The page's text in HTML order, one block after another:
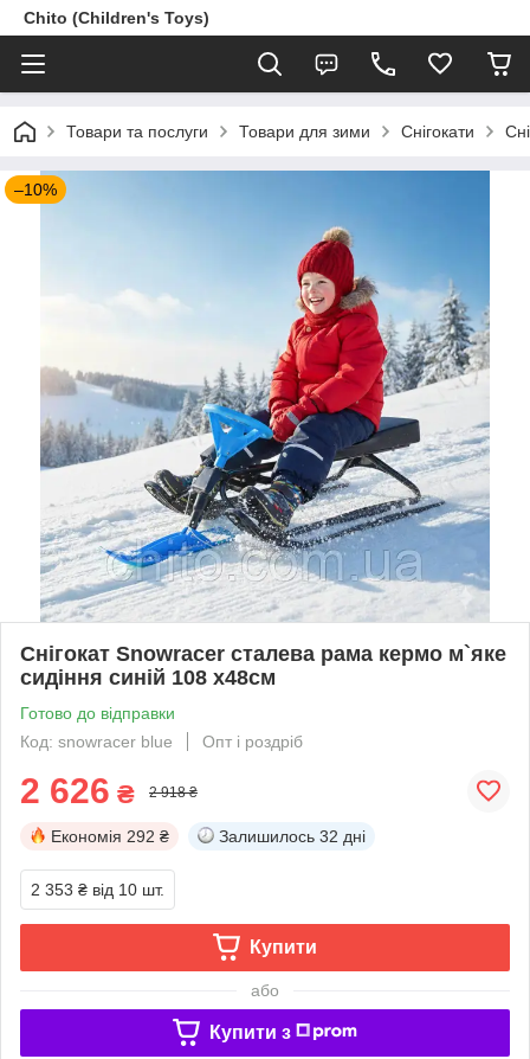
Chito (Children's Toys)
Товари та послуги Товари для зими Снігокати
–10%
Снігокат Snowracer сталева рама кермо м`яке
сидіння синій 108 х48см
Готово до відправки
Код: snowracer blue
Опт і роздріб
2 626 ₴ 2 918 ₴
Економія 292 ₴ Залишилось 32 дні
2 353 ₴ від 10 шт.
Купити
або
Купити з